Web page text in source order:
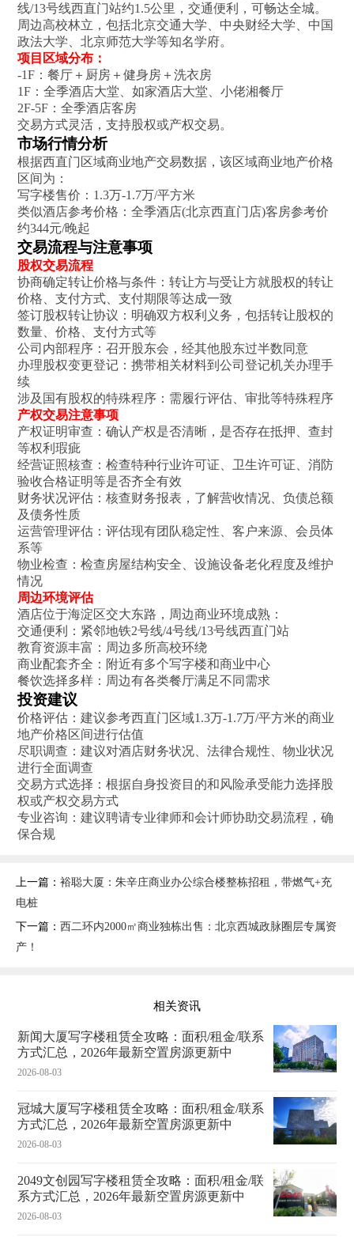
线/13号线西直门站约1.5公里，交通便利，可畅达全城。
周边高校林立，包括北京交通大学、中央财经大学、中国
政法大学、北京师范大学等知名学府‌。
项目区域分布‌：
-1F：餐厅＋厨房＋健身房＋洗衣房
1F：全季酒店大堂、如家酒店大堂、小佬湘餐厅
2F-5F：全季酒店客房
交易方式灵活，支持股权或产权交易‌。
市场行情分析
根据西直门区域商业地产交易数据，该区域商业地产价格
区间为：
写字楼售价：1.3万-1.7万/平方米‌
类似酒店参考价格：全季酒店(北京西直门店)客房参考价
约344元/晚起‌
交易流程与注意事项
股权交易流程
协商确定转让价格与条件‌：转让方与受让方就股权的转让
价格、支付方式、支付期限等达成一致
签订股权转让协议‌：明确双方权利义务，包括转让股权的
数量、价格、支付方式等
公司内部程序‌：召开股东会，经其他股东过半数同意
办理股权变更登记‌：携带相关材料到公司登记机关办理手
续
涉及国有股权的特殊程序‌：需履行评估、审批等特殊程序‌
产权交易注意事项
产权证明审查‌：确认产权是否清晰，是否存在抵押、查封
等权利瑕疵
经营证照核查‌：检查特种行业许可证、卫生许可证、消防
验收合格证明等是否齐全有效
财务状况评估‌：核查财务报表，了解营收情况、负债总额
及债务性质
运营管理评估‌：评估现有团队稳定性、客户来源、会员体
系等
物业检查‌：检查房屋结构安全、设施设备老化程度及维护
情况‌
周边环境评估
酒店位于海淀区交大东路，周边商业环境成熟：
交通便利：紧邻地铁2号线/4号线/13号线西直门站
教育资源丰富：周边多所高校环绕
商业配套齐全：附近有多个写字楼和商业中心
餐饮选择多样：周边有各类餐厅满足不同需求‌
投资建议
价格评估‌：建议参考西直门区域1.3万-1.7万/平方米的商业
地产价格区间进行估值
尽职调查‌：建议对酒店财务状况、法律合规性、物业状况
进行全面调查
交易方式选择‌：根据自身投资目的和风险承受能力选择股
权或产权交易方式
专业咨询‌：建议聘请专业律师和会计师协助交易流程，确
保合规
上一篇： 裕聪大厦：朱辛庄商业办公综合楼整栋招租，带燃气+充
电桩
下一篇： 西二环内2000㎡商业独栋出售：北京西城政脉圈层专属资
产！
相关资讯
新闻大厦写字楼租赁全攻略：面积/租金/联系
方式汇总，2026年最新空置房源更新中
2026-08-03
冠城大厦写字楼租赁全攻略：面积/租金/联系
方式汇总，2026年最新空置房源更新中
2026-08-03
2049文创园写字楼租赁全攻略：面积/租金/联
系方式汇总，2026年最新空置房源更新中
2026-08-03